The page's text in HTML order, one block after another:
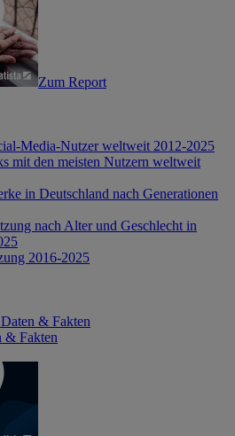
Zum Report
Media-Nutzer weltweit 2012-2025
mit den meisten Nutzern weltweit
in Deutschland nach Generationen
nach Alter und Geschlecht in
2016-2025
& Fakten
& Fakten